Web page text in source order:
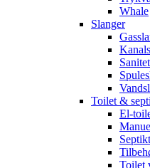
Whale
Slanger
Toilet &
El-
Toilet